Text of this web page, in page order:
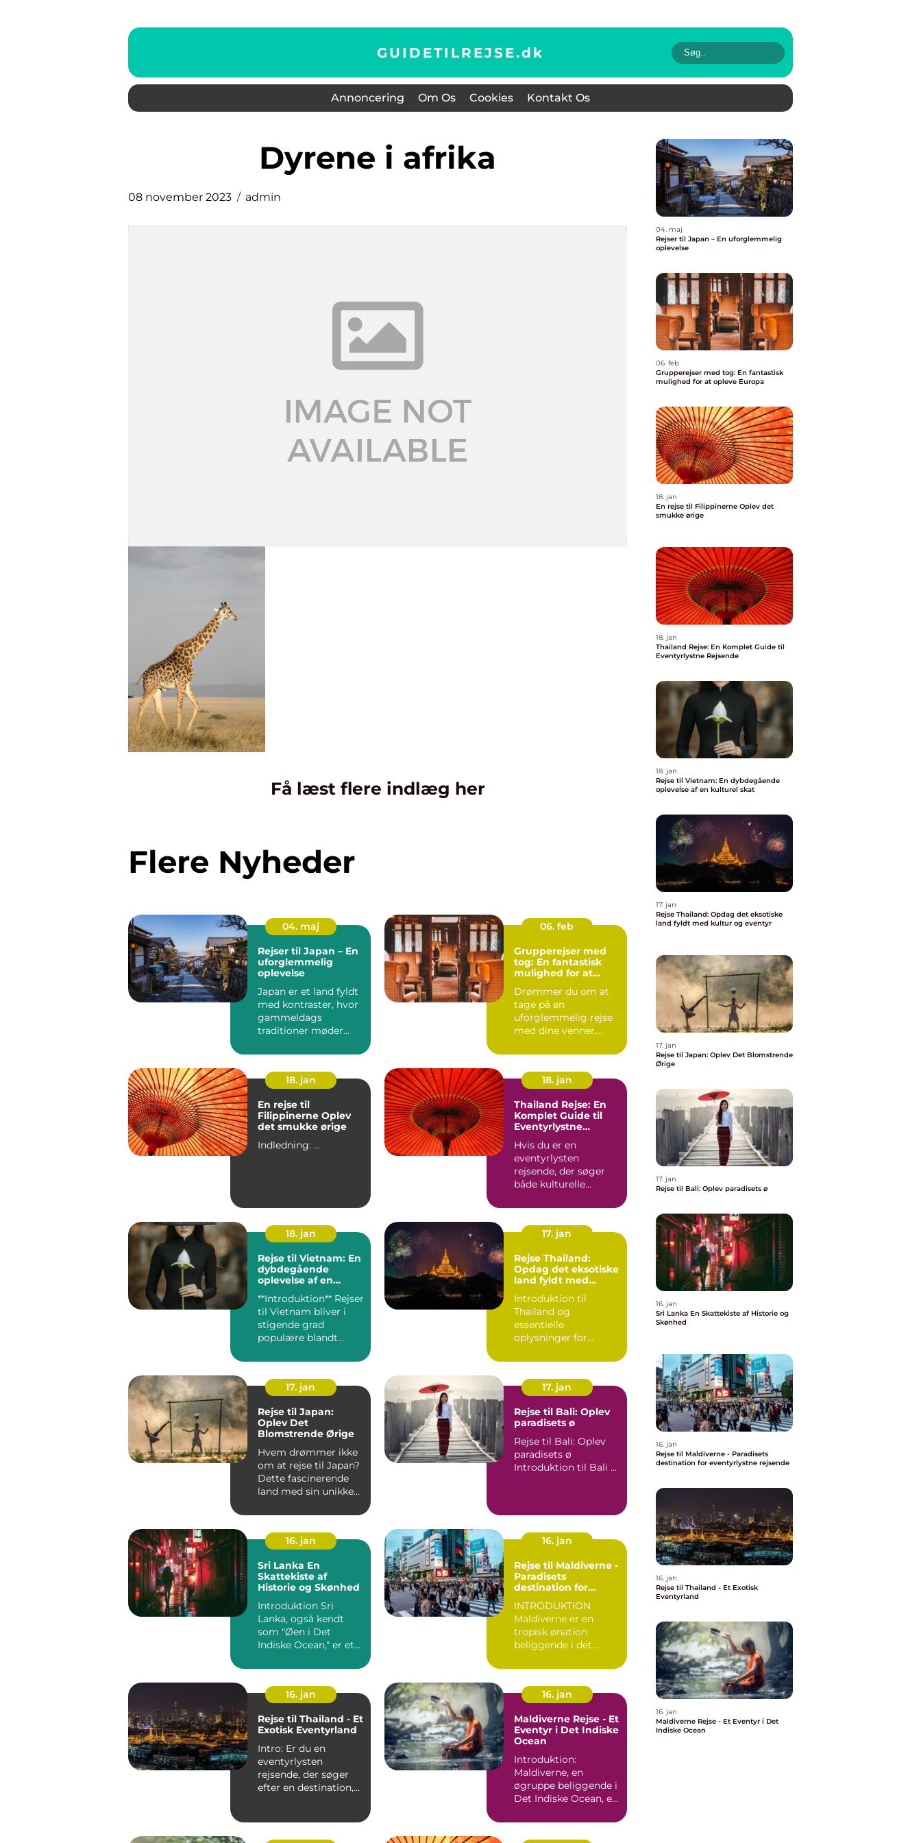
GUIDETILREJSE.dk
Annoncering Om Os Cookies Kontakt Os
dyrene i afrika
08 november 2023 admin
Få læst flere indlæg her
Flere Nyheder
04. maj
Rejser til Japan – En
uforglemmelig
oplevelse
Japan er et land fyldt
med kontraster, hvor
gammeldags
traditioner møder
06. feb
Grupperejser med
tog: En fantastisk
mulighed for at
Drømmer du om at
tage på en
uforglemmelig rejse
med dine venner,
18. jan
En rejse til
Filippinerne Oplev
det smukke ørige
Indledning: ...
18. jan
Thailand Rejse: En
Komplet Guide til
Eventyrlystne
Hvis du er en
eventyrlysten
rejsende, der søger
både kulturelle
strande og enestå...
18. jan
Rejse til Vietnam: En
dybdegående
oplevelse af en
**Introduktion** Rejser
til Vietnam bliver i
stigende grad
populære blandt
efter u...
17. jan
Rejse Thailand:
Opdag det eksotiske
land fyldt med
Introduktion til
Thailand og
essentielle
oplysninger for
også kendt som
"Landet ...
17. jan
Rejse til Japan:
Oplev Det
Blomstrende Ørige
Hvem drømmer ikke
om at rejse til Japan?
Dette fascinerende
land med sin unikke
17. jan
Rejse til Bali: Oplev
paradisets ø
Rejse til Bali: Oplev
paradisets ø
Introduktion til Bali ...
16. jan
Sri Lanka En
Skattekiste af
Historie og Skønhed
Introduktion Sri
Lanka, også kendt
som "Øen i Det
Indiske Ocean," er et
storslået na...
16. jan
Rejse til Maldiverne -
Paradisets
destination for
rejsende
INTRODUKTION
Maldiverne er en
tropisk ønation
beliggende i det
kendt for sine b...
16. jan
Rejse til Thailand - Et
Exotisk Eventyrland
Intro: Er du en
eventyrlysten
rejsende, der søger
efter en destination,
16. jan
Maldiverne Rejse - Et
Eventyr i Det Indiske
Ocean
Introduktion:
Maldiverne, en
øgruppe beliggende i
Det Indiske Ocean, er
jorden....
04. maj
Rejser til Japan – En uforglemmelig
oplevelse
06. feb
Grupperejser med tog: En fantastisk
mulighed for at opleve Europa
18. jan
En rejse til Filippinerne Oplev det
smukke ørige
18. jan
Thailand Rejse: En Komplet Guide til
Eventyrlystne Rejsende
18. jan
Rejse til Vietnam: En dybdegående
oplevelse af en kulturel skat
17. jan
Rejse Thailand: Opdag det eksotiske
land fyldt med kultur og eventyr
17. jan
Rejse til Japan: Oplev Det Blomstrende
Ørige
17. jan
Rejse til Bali: Oplev paradisets ø
16. jan
Sri Lanka En Skattekiste af Historie og
Skønhed
16. jan
Rejse til Maldiverne - Paradisets
destination for eventyrlystne rejsende
16. jan
Rejse til Thailand - Et Exotisk
Eventyrland
16. jan
Maldiverne Rejse - Et Eventyr i Det
Indiske Ocean